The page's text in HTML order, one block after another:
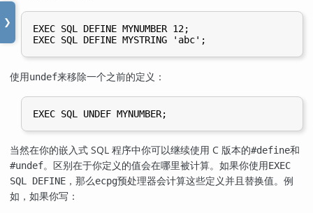
❯
EXEC SQL DEFINE MYNUMBER 12;
使用undef来移除一个之前的定义：
当然在你的嵌入式 SQL 程序中你可以继续使用 C 版本的#define和
#undef。区别在于你定义的值会在哪里被计算。如果你使用EXEC
SQL DEFINE ，那么ecpg预处理器会计算这些定义并且替换值。例
如，如果你写：